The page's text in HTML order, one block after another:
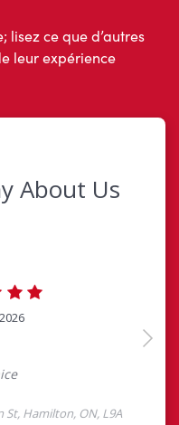
lisez ce que d’autres
leur expérience